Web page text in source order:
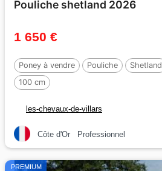
Pouliche shetland 2026
1 650 €
Poney à vendre Pouliche Shetland
100 cm
les-chevaux-de-villars
Côte d'Or Professionnel
PREMIUM